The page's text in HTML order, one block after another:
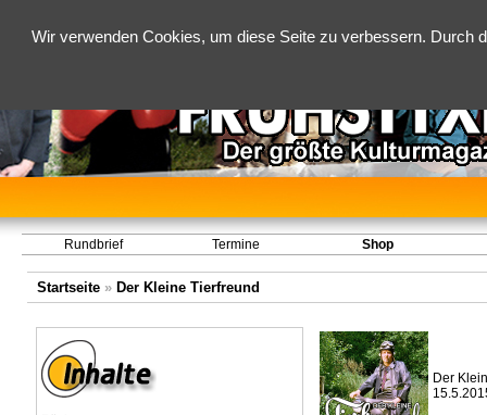
Wir verwenden Cookies, um diese Seite zu verbessern.
Rundbrief Termine Shop
Startseite» Der Kleine Tierfreund
Der